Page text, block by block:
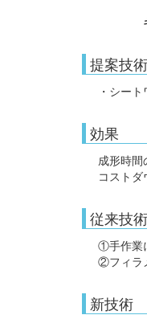
提案技
・シー
効果
成
コストダ
従来技術
①手作業
②フィラ
新技術